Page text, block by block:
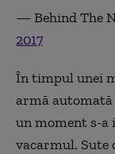
— Behind The
2017
În timpul unei
armă
un moment s-a
vacarmul. Sute